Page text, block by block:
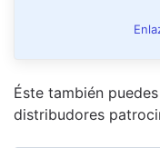
Éste también
distribudores